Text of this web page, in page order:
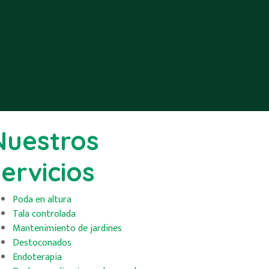
Poda en altura
Tala controlada
Mantenimiento de jardines
Destoconados
Endoterapia